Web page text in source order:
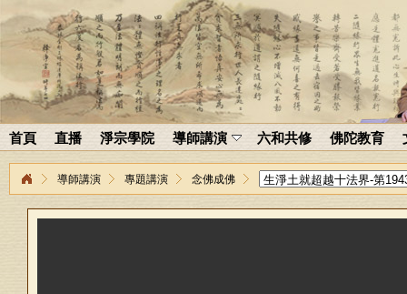
首頁 直播 淨宗學院 導師講演 六和共修 佛陀教育
導師講演 專題講演 念佛成佛